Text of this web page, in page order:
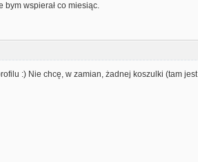
bym wspierał co miesiąc.
:) Nie chcę, w zamian, żadnej koszulki (tam jest